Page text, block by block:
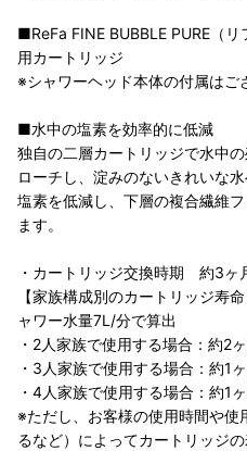
■ReFa FINE BUBBLE PURE（
用カートリッジ
※シャワーヘッド本体の付属はご
■水中の塩素を効率的に低減
独自の二層カートリッジで水中
ローチし、淀みのないきれいな
塩素を低減し、下層の複合繊維
ます。
・カートリッジ交換時期 約3ヶ
【家族構成別のカートリッジ寿
ャワー水量7L/分で算出
・2人家族で使用する場合：約2
・3人家族で使用する場合：約1
・4人家族で使用する場合：約1
※ただし、お客様の使用時間や使
るなど）によってカートリッジの